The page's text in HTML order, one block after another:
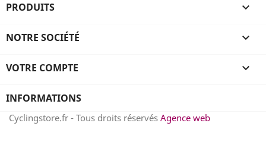
PRODUITS 
NOTRE SOCIÉTÉ 
VOTRE COMPTE 
INFORMATIONS
Cyclingstore.fr - Tous droits réservés Agence web